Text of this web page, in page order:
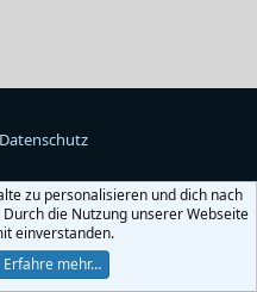
Datenschutz
zu personalisieren und dich nach
die Nutzung unserer Webseite
einverstanden.
Erfahre mehr…